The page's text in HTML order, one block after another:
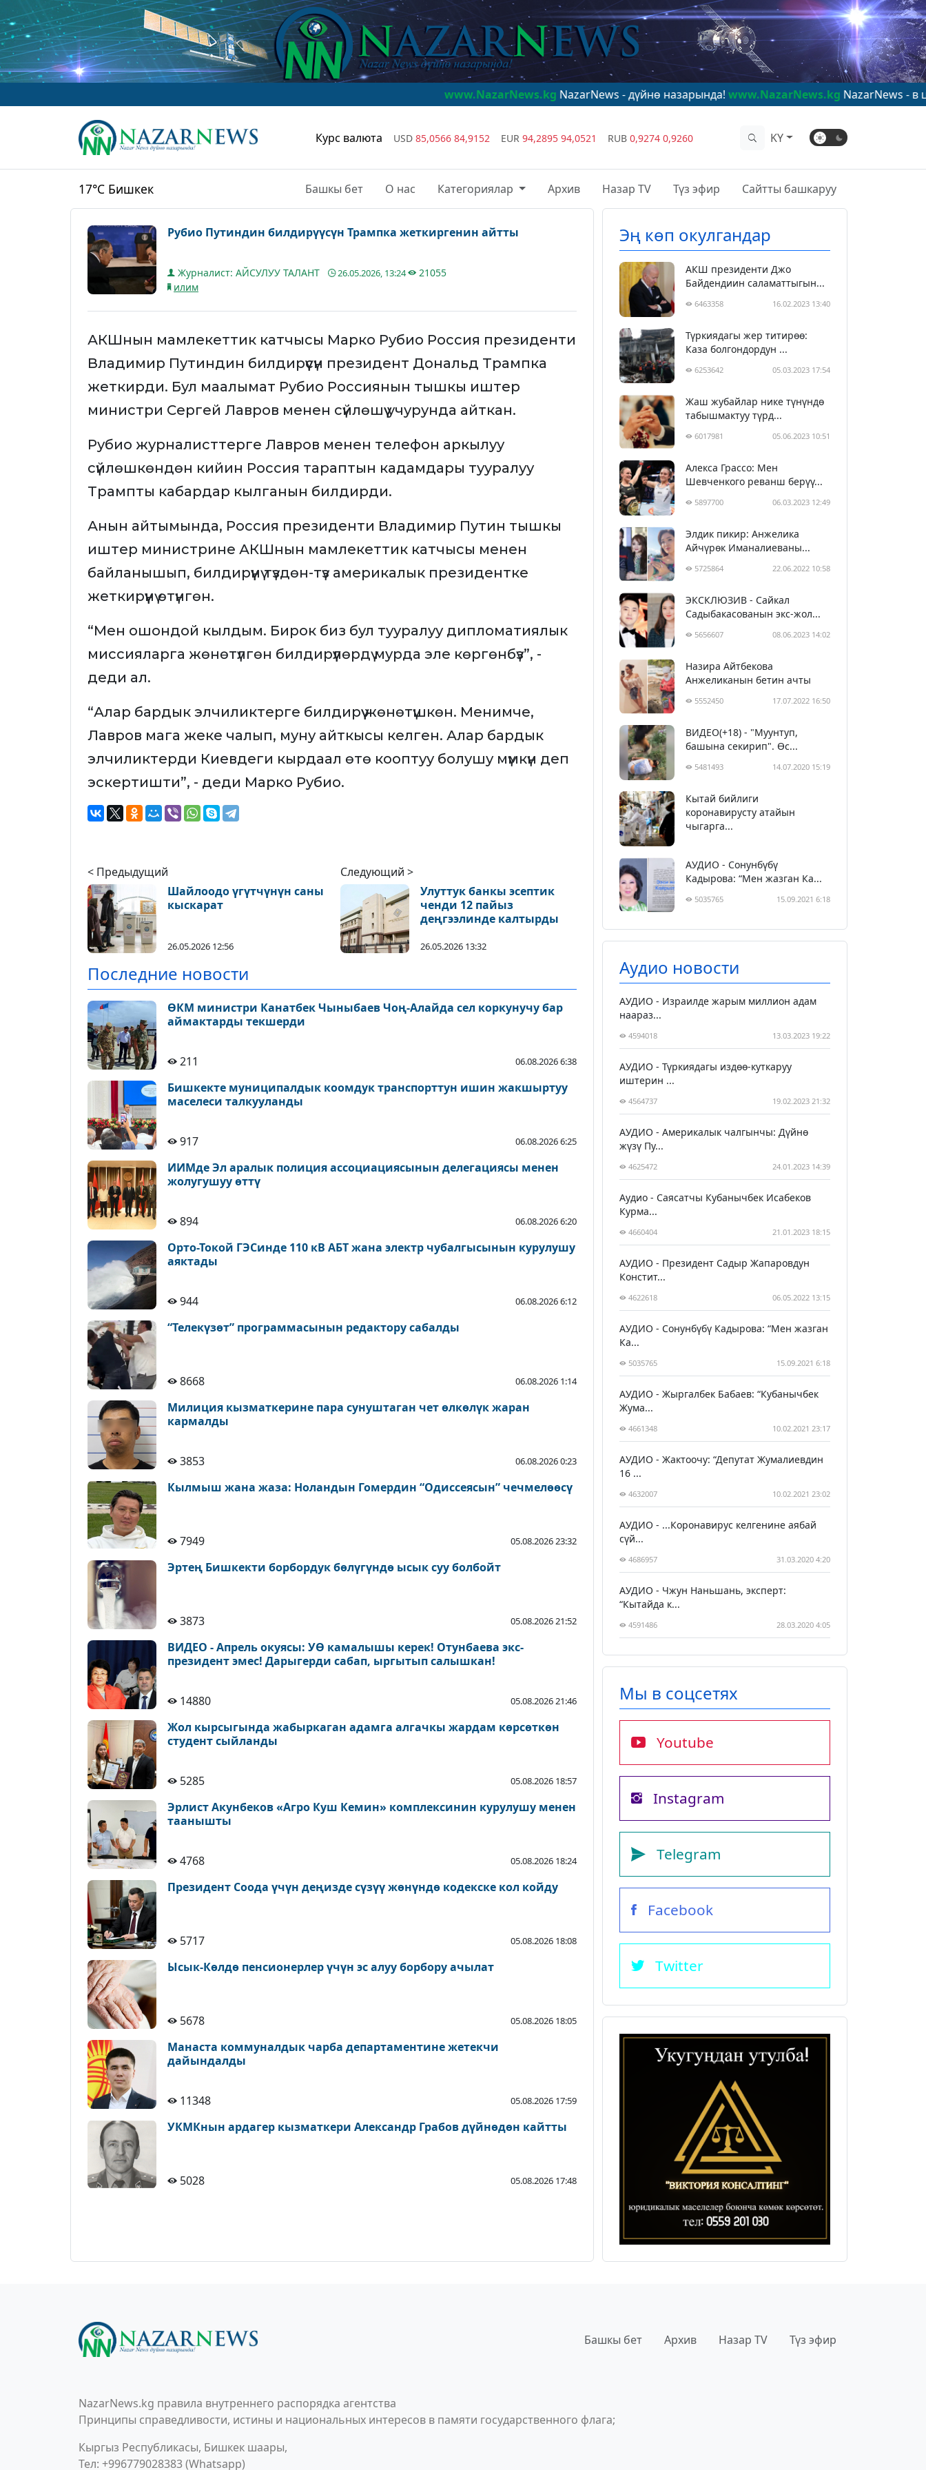
www.NazarNews.kgNazarNews - дүйнө назарында!www.NazarNews.kgNazarNews - в центре
Курс валюта USD 85,0566 84,9152 EUR 94,2895 94,0521 RUB 0,9274 0,9260 KY
17°C Бишкек Башкы бет О нас Категориялар Архив Назар TV Түз эфир Сайтты башкаруу
Рубио Путиндин билдирүүсүн Трампка жеткиргенин айтты
Журналист: АЙСУЛУУ ТАЛАНТ 26.05.2026, 13:24
21055
илим
АКШнын мамлекеттик катчысы Марко Рубио Россия президенти
Владимир Путиндин билдирүүсүн президент Дональд Трампка
жеткирди. Бул маалымат Рубио Россиянын тышкы иштер
министри Сергей Лавров менен сүйлөшүү учурунда айткан.
Рубио журналисттерге Лавров менен телефон аркылуу
сүйлөшкөндөн кийин Россия тараптын кадамдары тууралуу
Трампты кабардар кылганын билдирди.
Анын айтымында, Россия президенти Владимир Путин тышкы
иштер министрине АКШнын мамлекеттик катчысы менен
байланышып, билдирүүнү түздөн-түз америкалык президентке
жеткирүүнү өтүнгөн.
“Мен ошондой кылдым. Бирок биз бул тууралуу дипломатиялык
миссияларга жөнөтүлгөн билдирүүлөрдү мурда эле көргөнбүз”, -
деди ал.
“Алар бардык элчиликтерге билдирүү жөнөтүшкөн. Менимче,
Лавров мага жеке чалып, муну айткысы келген. Алар бардык
элчиликтерди Киевдеги кырдаал өтө кооптуу болушу мүмкүн деп
эскертишти”, - деди Марко Рубио.
< Предыдущий
Шайлоодо үгүтчүнүн саны
кыскарат
26.05.2026 12:56
Следующий >
Улуттук банкы эсептик
ченди 12 пайыз
деңгээлинде калтырды
26.05.2026 13:32
Последние новости
ӨКМ министри Канатбек Чыныбаев Чоң-Алайда сел коркунучу бар
аймактарды текшерди
211 06.08.2026 6:38
Бишкекте муниципалдык коомдук транспорттун ишин жакшыртуу
маселеси талкууланды
917 06.08.2026 6:25
ИИМде Эл аралык полиция ассоциациясынын делегациясы менен
жолугушуу өттү
894 06.08.2026 6:20
Орто-Токой ГЭСинде 110 кВ АБТ жана электр чубалгысынын курулушу
аяктады
944 06.08.2026 6:12
“Телекүзөт” программасынын редактору сабалды
8668 06.08.2026 1:14
Милиция кызматкерине пара сунуштаган чет өлкөлүк жаран
кармалды
3853 06.08.2026 0:23
Кылмыш жана жаза: Ноландын Гомердин “Одиссеясын” чечмелөөсү
7949 05.08.2026 23:32
Эртең Бишкекти борбордук бөлүгүндө ысык суу болбойт
3873 05.08.2026 21:52
ВИДЕО - Апрель окуясы: УӨ камалышы керек! Отунбаева экс-
президент эмес! Дарыгерди сабап, ыргытып салышкан!
14880 05.08.2026 21:46
Жол кырсыгында жабыркаган адамга алгачкы жардам көрсөткөн
студент сыйланды
5285 05.08.2026 18:57
Эрлист Акунбеков «Агро Куш Кемин» комплексинин курулушу менен
таанышты
4768 05.08.2026 18:24
Президент Соода үчүн деңизде сүзүү жөнүндө кодекске кол койду
5717 05.08.2026 18:08
Ысык-Көлдө пенсионерлер үчүн эс алуу борбору ачылат
5678 05.08.2026 18:05
Манаста коммуналдык чарба департаментине жетекчи
дайындалды
11348 05.08.2026 17:59
УКМКнын ардагер кызматкери Александр Грабов дүйнөдөн кайтты
5028 05.08.2026 17:48
Эң көп окулгандар
АКШ президенти Джо
Байдендиин саламаттыгын...
6463358 16.02.2023 13:40
Түркиядагы жер титирөө:
Каза болгондордун ...
6253642 05.03.2023 17:54
Жаш жубайлар нике түнүндө
табышмактуу түрд...
6017981 05.06.2023 10:51
Алекса Грассо: Мен
Шевченкого реванш берүү...
5897700 06.03.2023 12:49
Элдик пикир: Анжелика
Айчүрөк Иманалиеваны...
5725864 22.06.2022 10:58
ЭКСКЛЮЗИВ - Сайкал
Садыбакасованын экс-жол...
5656607 08.06.2023 14:02
Назира Айтбекова
Анжеликанын бетин ачты
5552450 17.07.2022 16:50
ВИДЕО(+18) - "Муунтуп,
башына секирип". Өс...
5481493 14.07.2020 15:19
Кытай бийлиги
коронавирусту атайын
чыгарга...
АУДИО - Сонунбүбү
Кадырова: “Мен жазган Ка...
5035765 15.09.2021 6:18
Аудио новости
АУДИО - Израилде жарым миллион адам
наараз...
4594018 13.03.2023 19:22
АУДИО - Түркиядагы издөө-куткаруу
иштерин ...
4564737 19.02.2023 21:32
АУДИО - Америкалык чалгынчы: Дүйнө
жүзү Пу...
4625472 24.01.2023 14:39
Аудио - Саясатчы Кубанычбек Исабеков
Курма...
4660404 21.01.2023 18:15
АУДИО - Президент Садыр Жапаровдун
Констит...
4622618 06.05.2022 13:15
АУДИО - Сонунбүбү Кадырова: “Мен жазган
Ка...
5035765 15.09.2021 6:18
АУДИО - Жыргалбек Бабаев: “Кубанычбек
Жума...
4661348 10.02.2021 23:17
АУДИО - Жактоочу: “Депутат Жумалиевдин
16 ...
4632007 10.02.2021 23:02
АУДИО - ...Коронавирус келгенине аябай
сүй...
4686957 31.03.2020 4:20
АУДИО - Чжун Наньшань, эксперт:
“Кытайда к...
4591486 28.03.2020 4:05
Мы в соцсетях
Youtube
Instagram
Telegram
Facebook
Twitter
Башкы бет Архив Назар TV Түз эфир
NazarNews.kg правила внутреннего распорядка агентства
Принципы справедливости, истины и национальных интересов в памяти государственного флага;
Кыргыз Республикасы, Бишкек шаары,
Тел: +996779028383 (Whatsapp)